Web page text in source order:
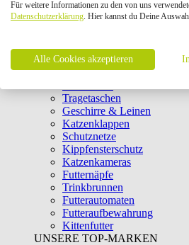
Intelligenzspielzeug
Laserpointer &
Clicker & Target Sticks für
Weiteres Katzenspielzeug
Transportboxen
Tragetaschen
Geschirre & Leinen
Katzenklappen
Schutznetze
Kippfensterschutz
Katzenkameras
Futternäpfe
Trinkbrunnen
Futterautomaten
Futteraufbewahrung
Kittenfutter
UNSERE TOP-MARKEN
Für weitere Informationen zu den von uns
Datenschutzerklärung. Hier kannst du Deine
Alle Cookies akzeptieren